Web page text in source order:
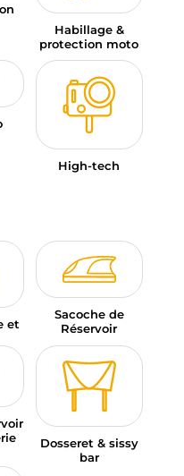
Habillage &
protection moto
High-tech
et
Sacoche de
Réservoir
Dosseret & sissy
bar